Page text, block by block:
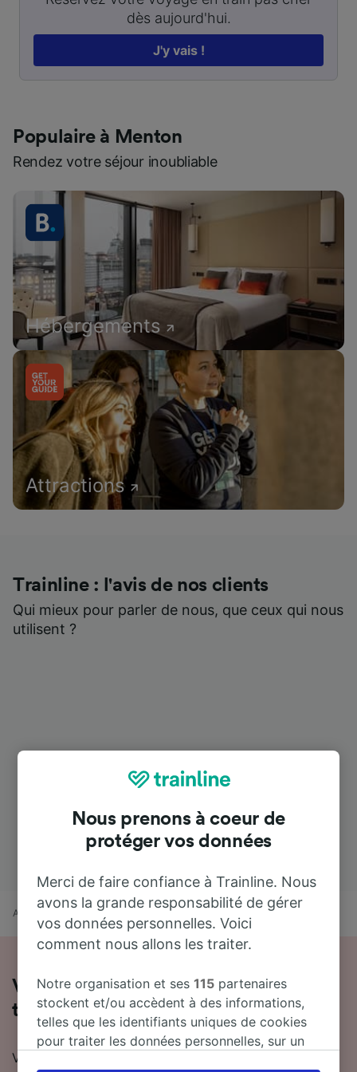
dès aujourd'hui.
J'y vais !
Populaire à Menton
Rendez votre séjour inoubliable
Hébergements
Attractions
Trainline : l'avis de nos clients
Qui mieux pour parler de nous, que ceux qui nous
utilisent ?
Accueil Horaires train Cap-d’Ail à Menton
Voyager de Cap-d’Ail à Menton en
train
Vous souhaitez en savoir plus sur le voyage en train
Nous prenons à coeur de
protéger vos données
Merci de faire confiance à Trainline. Nous
avons la grande responsabilité de gérer
vos données personnelles. Voici
comment nous allons les traiter.
Notre organisation et ses115 partenaires
stockent et/ou accèdent à des informations,
telles que les identifiants uniques de cookies
pour traiter les données personnelles, sur un